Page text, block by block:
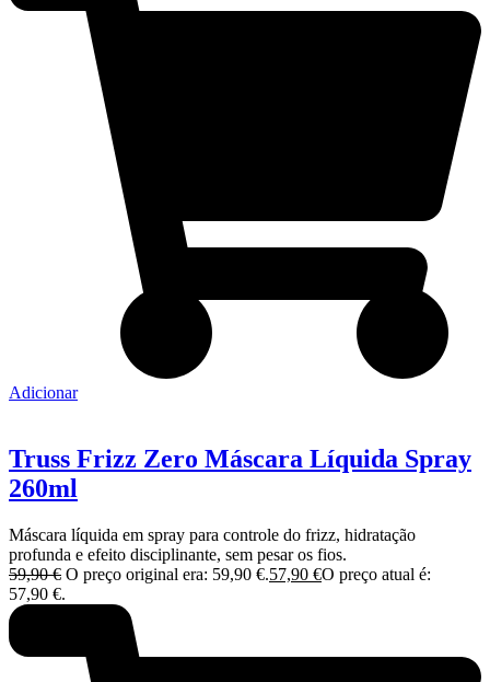
Adicionar
Truss Frizz Zero Máscara Líquida Spray
260ml
Máscara líquida em spray para controle do frizz, hidratação
profunda e efeito disciplinante, sem pesar os fios.
59,90€ O preço original era: 59,90 €.57,90 €O preço atual é:
57,90 €.